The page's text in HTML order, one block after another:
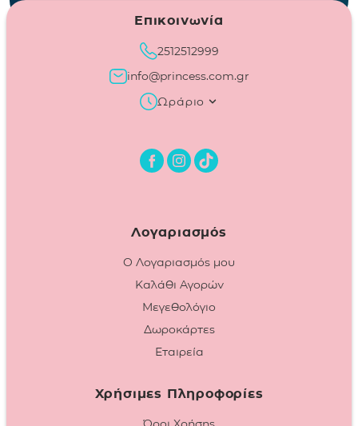
Επικοινωνία
2512512999
info@princess.com.gr
Ωράριο
Λογαριασμός
Ο Λογαριασμός μου
Καλάθι Αγορών
Μεγεθολόγιο
Δωροκάρτες
Εταιρεία
Χρήσιμες Πληροφορίες